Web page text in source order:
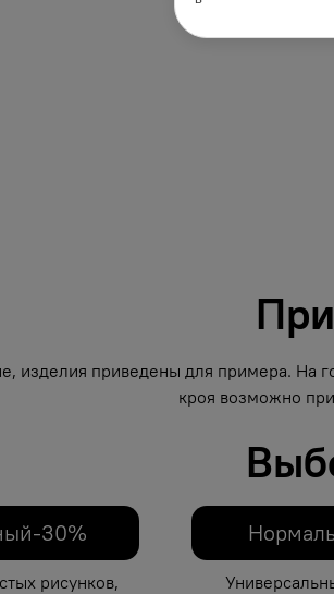
изделия приведены для примера. На
кроя возможно
30%
рисунков,